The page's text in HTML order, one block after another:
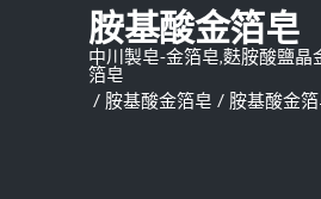
胺基酸金箔皂
中川製皂-金箔皂,麩胺酸鹽晶
箔皂
/胺基酸金箔皂 /胺基酸金